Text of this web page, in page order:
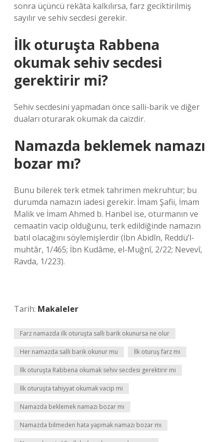
sonra üçüncü rekâta kalkılırsa, farz geciktirilmiş
sayılır ve sehiv secdesi gerekir.
İlk oturuşta Rabbena
okumak sehiv secdesi
gerektirir mi?
Sehiv secdesini yapmadan önce salli-barik ve diğer
duaları oturarak okumak da caizdir.
Namazda beklemek namazı
bozar mı?
Bunu bilerek terk etmek tahrimen mekruhtur; bu
durumda namazın iadesi gerekir. İmam Şafii, İmam
Malik ve İmam Ahmed b. Hanbel ise, oturmanın ve
cemaatin vacip olduğunu, terk edildiğinde namazın
batıl olacağını söylemişlerdir (İbn Abidîn, Reddü’l-
muhtâr, 1/465; İbn Kudâme, el-Muğnî, 2/22; Nevevî,
Ravda, 1/223).
Tarih: Makaleler
Farz namazda ilk oturuşta salli barik okunursa ne olur
Her namazda salli barik okunur mu İlk oturuş farz mı
İlk oturuşta Rabbena okumak sehiv secdesi gerektirir mi
İlk oturuşta tahiyyat okumak vacip mi
Namazda beklemek namazı bozar mı
Namazda bilmeden hata yapmak namazı bozar mı